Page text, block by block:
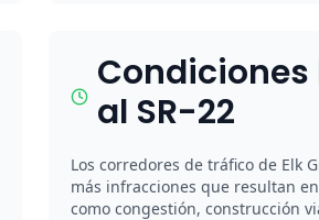
Condiciones
al SR-22
Los corredores de tráfico de Elk
más infracciones que resultan
como congestión, construcción